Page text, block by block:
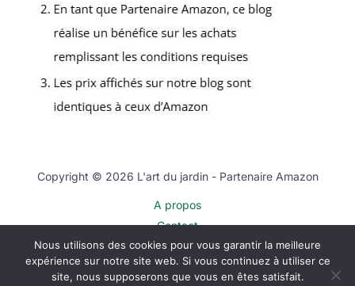
Copyright © 2026 L'art du jardin - Partenaire Amazon
A propos
Contact
Plan du site
Mentions légales
Nous utilisons des cookies pour vous garantir la meilleure
expérience sur notre site web. Si vous continuez à utiliser ce
site, nous supposerons que vous en êtes satisfait.